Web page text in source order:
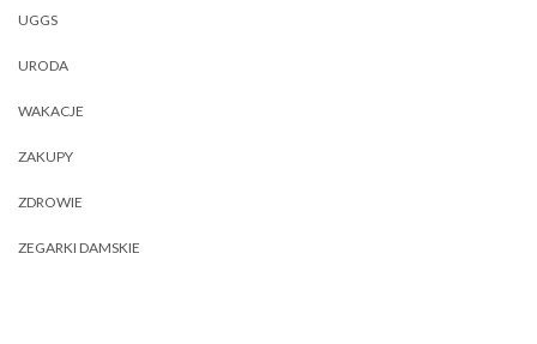
UGGS
URODA
WAKACJE
ZAKUPY
ZDROWIE
ZEGARKI DAMSKIE